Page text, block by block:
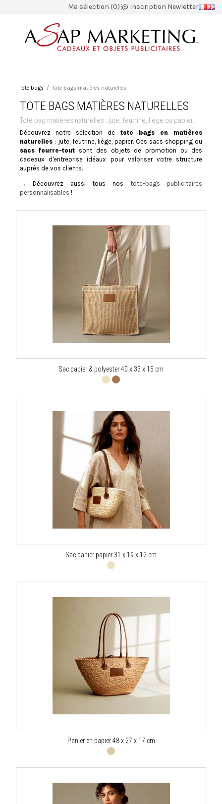
Ma sélection (0)|@ Inscription Newletter
Tote bags Tote bags matières naturelles
TOTE BAGS MATIÈRES NATURELLES
Tote bag matières naturelles : jute, feutrine, liège ou papier.
Découvrez notre sélection de tote bags en matières
naturelles: jute, feutrine, liège, papier. Ces sacs shopping ou
sacs fourre-tout sont des objets de promotion ou des
cadeaux d'entreprise idéaux pour valoriser votre structure
auprès de vos clients.
→ Découvrez aussi tous nos tote-bags publicitaires
personnalisables !
Sac papier & polyester 40 x 33 x 15 cm
Sac panier papier 31 x 19 x 12 cm
Panier en papier 48 x 27 x 17 cm